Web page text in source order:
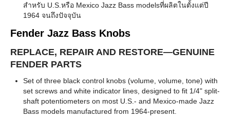
สำหรับ U.S.หรือ Mexico Jazz Bass modelsที่ผลิตในตั้งแต่ปี
1964 จนถึงปัจจุบัน
Fender Jazz Bass Knobs
REPLACE, REPAIR AND RESTORE—GENUINE
FENDER PARTS
Set of three black control knobs (volume, volume, tone) with
set screws and white indicator lines, designed to fit 1/4" split-
shaft potentiometers on most U.S.- and Mexico-made Jazz
Bass models manufactured from 1964-present.